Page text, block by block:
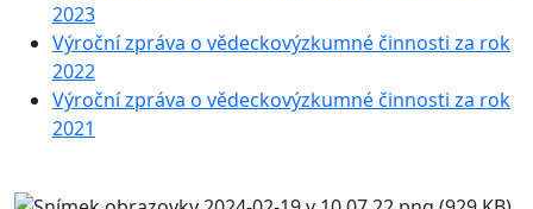
2023
Výroční zpráva o vědeckovýzkumné činnosti za rok
2022
Výroční zpráva o vědeckovýzkumné činnosti za rok
2021